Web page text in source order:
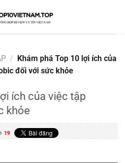
/ Khám phá Top 10 lợi ích của
đối với sức khỏe
ích của việc tập
khỏe
19